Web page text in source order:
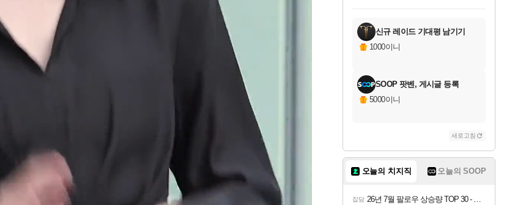
당첨되셨습니다.
당첨되셨습니다.
당첨되셨습니다.
에디션 (스팀코드)를 교환.
당첨되셨습니다.
당첨되셨습니다.
당첨되셨습니다.
당첨되셨습니다.
신규 레이드 기대평 남기기
1000이니
SOOP 팟벤, 게시글 등록
5000이니
새로고침
오늘의 치지직 오늘의 SOOP
잡담 26년 7월 팔로우 상승량 TOP 30 - 월간 치지직